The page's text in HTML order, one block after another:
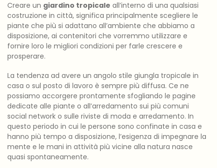
Creare un giardino tropicale all’interno di una qualsiasi
costruzione in città, significa principalmente scegliere le
piante che più si adattano all’ambiente che abbiamo a
disposizione, ai contenitori che vorremmo utilizzare e
fornire loro le migliori condizioni per farle crescere e
prosperare.
La tendenza ad avere un angolo stile giungla tropicale in
casa o sul posto di lavoro è sempre più diffusa. Ce ne
possiamo accorgere prontamente sfogliando le pagine
dedicate alle piante o all’arredamento sui più comuni
social network o sulle riviste di moda e arredamento. In
questo periodo in cui le persone sono confinate in casa e
hanno più tempo a disposizione, l’esigenza di impegnare la
mente e le mani in attività più vicine alla natura nasce
quasi spontaneamente.